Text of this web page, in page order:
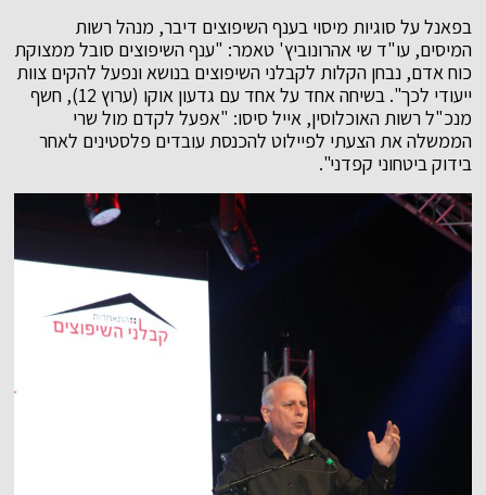
בפאנל על סוגיות מיסוי בענף השיפוצים דיבר, מנהל רשות
המיסים, עו"ד שי אהרונוביץ' טאמר: "ענף השיפוצים סובל ממצוקת
כוח אדם, נבחן הקלות לקבלני השיפוצים בנושא ונפעל להקים צוות
ייעודי לכך". בשיחה אחד על אחד עם גדעון אוקו (ערוץ 12), חשף
מנכ"ל רשות האוכלוסין, אייל סיסו: "אפעל לקדם מול שרי
הממשלה את הצעתי לפיילוט להכנסת עובדים פלסטינים לאחר
בידוק ביטחוני קפדני".